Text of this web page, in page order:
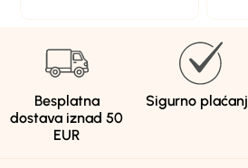
Besplatna
dostava iznad 50
EUR
Sigurno